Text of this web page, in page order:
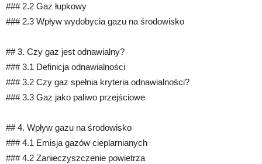
### 2.2 Gaz łupkowy
### 2.3 Wpływ wydobycia gazu na środowisko
## 3. Czy gaz jest odnawialny?
### 3.1 Definicja odnawialności
### 3.2 Czy gaz spełnia kryteria odnawialności?
### 3.3 Gaz jako paliwo przejściowe
## 4. Wpływ gazu na środowisko
### 4.1 Emisja gazów cieplarnianych
### 4.2 Zanieczyszczenie powietrza